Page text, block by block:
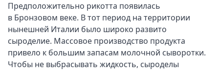
Польза и вред шоколадной Рикотты
Противопоказания к употреблению шоколадной
Рикотты
Что приготовить из шоколадной Рикотты
Какое вино подходит к шоколадной Рикотте
Предположительно рикотта появилась
в Бронзовом веке. В тот период на территории
нынешней Италии было широко развито
сыроделие. Массовое производство продукта
привело к большим запасам молочной сыворотки.
Чтобы не выбрасывать жидкость, сыроделы